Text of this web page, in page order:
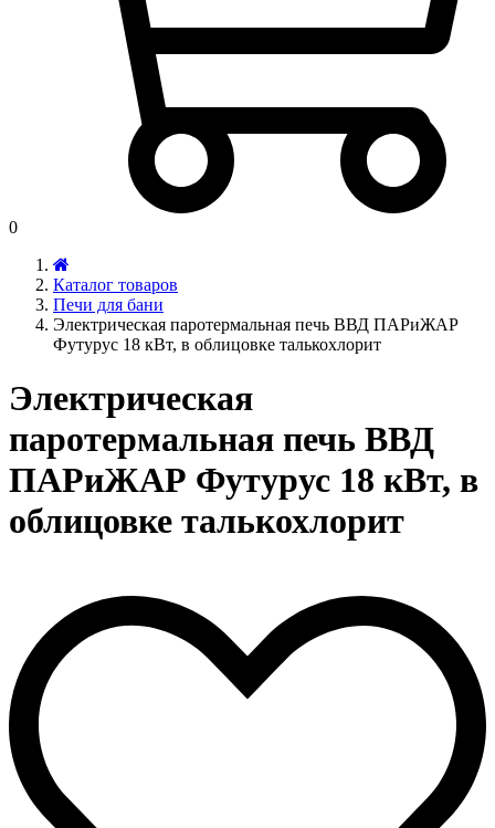
0
Каталог товаров
Печи для бани
Электрическая паротермальная печь ВВД ПАРиЖАР
Футурус 18 кВт, в облицовке талькохлорит
Электрическая
паротермальная печь ВВД
ПАРиЖАР Футурус 18 кВт, в
облицовке талькохлорит